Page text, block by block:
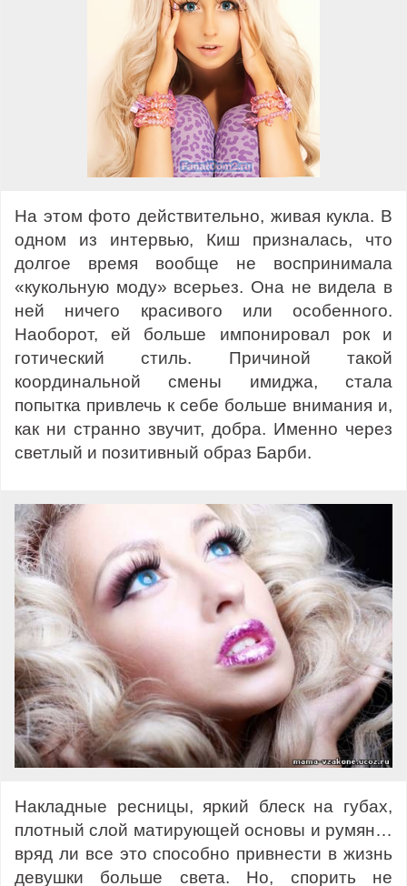
На этом фото действительно, живая кукла. В
одном из интервью, Киш призналась, что
долгое время вообще не воспринимала
«кукольную моду» всерьез. Она не видела в
ней ничего красивого или особенного.
Наоборот, ей больше импонировал рок и
готический стиль. Причиной такой
координальной смены имиджа, стала
попытка привлечь к себе больше внимания и,
как ни странно звучит, добра. Именно через
светлый и позитивный образ Барби.
Накладные ресницы, яркий блеск на губах,
плотный слой матирующей основы и румян…
вряд ли все это способно привнести в жизнь
девушки больше света. Но, спорить не